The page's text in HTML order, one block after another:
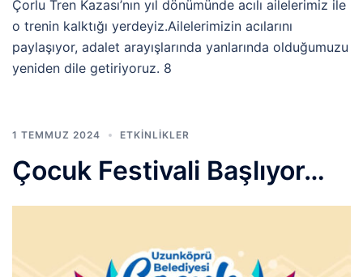
Çorlu Tren Kazası’nın yıl dönümünde acılı ailelerimiz ile
o trenin kalktığı yerdeyiz.Ailelerimizin acılarını
paylaşıyor, adalet arayışlarında yanlarında olduğumuzu
yeniden dile getiriyoruz. 8
1 TEMMUZ 2024 ETKINLIKLER
Çocuk Festivali Başlıyor…